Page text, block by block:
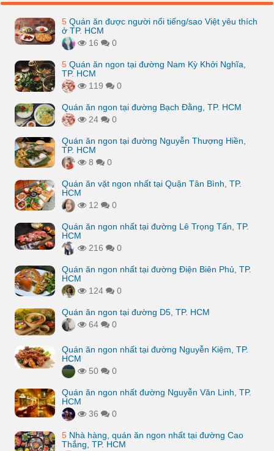
5 Quán ăn được người nổi tiếng/sao Việt yêu thích
ở TP. HCM
16
0
5 Quán ăn ngon tại đường Nam Kỳ Khởi Nghĩa,
TP. HCM
119
0
Quán ăn ngon tại đường Bạch Đằng, TP. HCM
24
0
Quán ăn ngon tại đường Nguyễn Thượng Hiền,
TP. HCM
8
0
Quán ăn vặt ngon nhất tại Quận Tân Bình, TP.
HCM
12
0
Quán ăn ngon nhất tại đường Lê Trọng Tấn, TP.
HCM
216
0
Quán ăn ngon nhất tại đường Điện Biên Phủ, TP.
HCM
124
0
Quán ăn ngon tại đường D5, TP. HCM
64
0
Quán ăn ngon nhất tại đường Nguyễn Kiệm, TP.
HCM
50
0
Quán ăn ngon nhất đường Nguyễn Văn Linh, TP.
HCM
36
0
5 Nhà hàng, quán ăn ngon nhất tại đường Cao
Thắng, TP. HCM